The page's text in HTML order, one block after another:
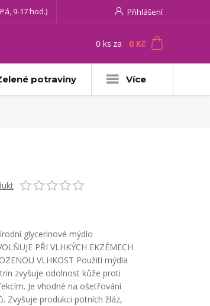
Přihlášení
9-17 hod.)
0 ks za 0 Kč
potraviny Více
glycerinové mýdlo
PŘI VLHKÝCH EKZÉMECH
VLHKOST Použití mýdla
zvyšuje odolnost kůže proti
Je vhodné na ošetřování
Zvyšuje produkci potních žláz,